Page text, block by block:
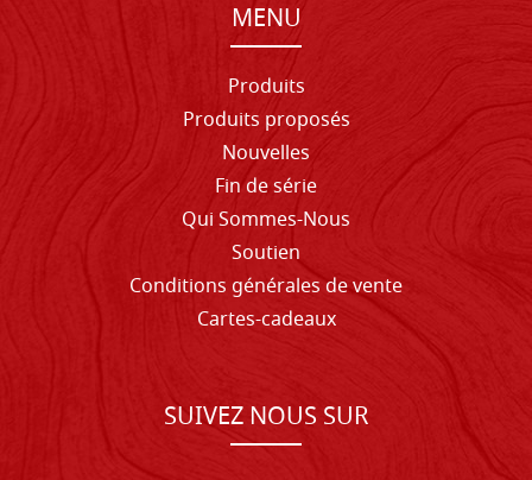
MENU
Produits
Produits proposés
Nouvelles
Fin de série
Qui Sommes-Nous
Soutien
Conditions générales de vente
Cartes-cadeaux
SUIVEZ NOUS SUR